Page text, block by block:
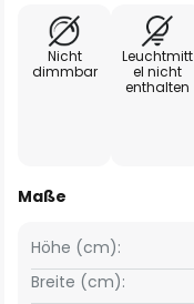
Nicht
dimmbar
Leuchtmitt
el nicht
enthalten
Maße
Breite (cm):
Höhe (cm):